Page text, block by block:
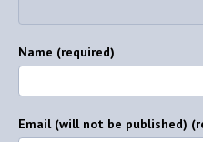
Name (required)
Email (will not be published)